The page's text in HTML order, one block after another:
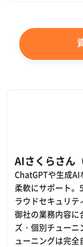
AIさくらさん
ChatGPTや生成
柔軟にサポート。
ラウドセキュリテ
御社の業務内容に
ズ・個別チュー
ューニングは完